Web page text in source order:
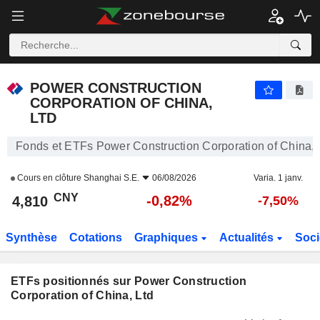
POWER CONSTRUCTION
CORPORATION OF CHINA,
LTD
Fonds et ETFs Power Construction Corporation of China,
Cours en clôture Shanghai S.E. 06/08/2026 Varia. 1 janv.
4,810 CNY -0,82% -7,50%
Synthèse Cotations Graphiques Actualités
ETFs positionnés sur Power Construction
Corporation of China, Ltd